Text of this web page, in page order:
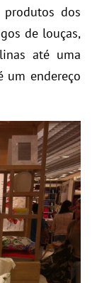
dos
de louças,
até uma
um endereço